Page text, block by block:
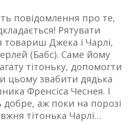
повідомлення про те,
Рятувати
товариш Джека і Чарлі,
(Бабс). Саме йому
тітоньку, допомогти
цьому звабити дядька
Френсіса Чеснея. І
добре, аж поки на порозі
тітонька Чарлі…